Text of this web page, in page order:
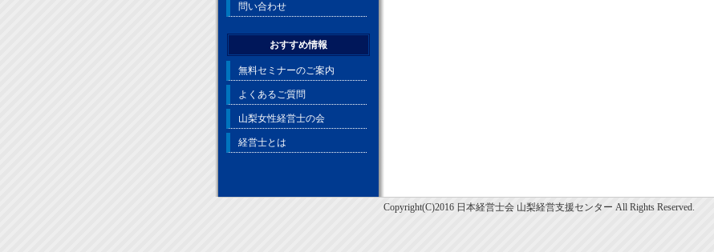
問い合わせ
おすすめ情報
無料セミナーのご案内
よくあるご質問
山梨女性経営士の会
経営士とは
Copyright(C)2016 日本経営士会 山梨経営支援センター All Rights Reserved.